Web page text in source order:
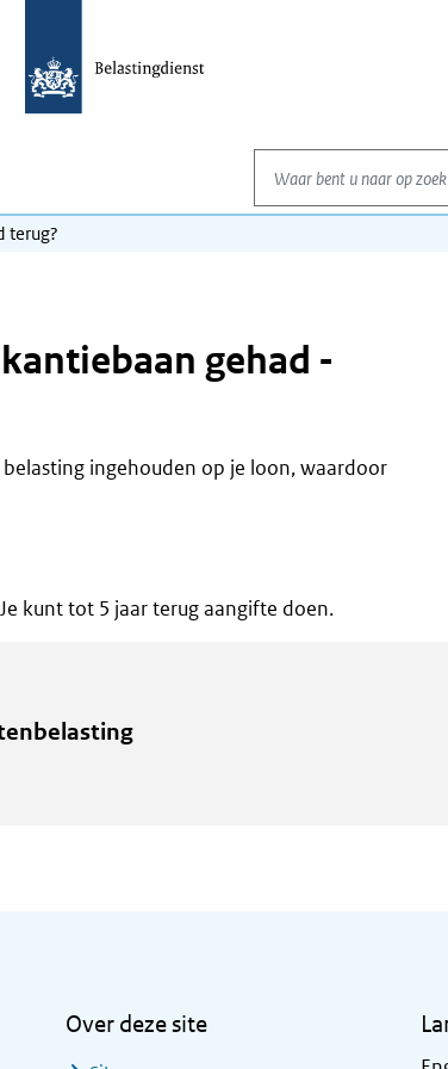
Waar bent u naar op
terug?
gehad -
ingehouden op je loon, waardoor
kunt tot 5 jaar terug aangifte doen.
Over deze site